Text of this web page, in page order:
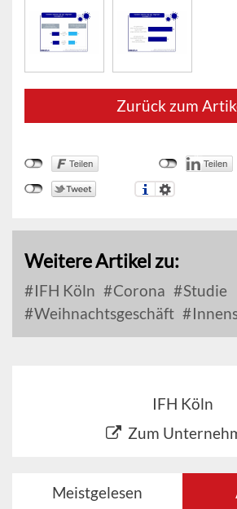
Zurück zum
Weitere Artikel zu:
IFH Köln Corona
Studie
Weihnachtsgeschäft
IFH Köln
Zum
Meistgelesen